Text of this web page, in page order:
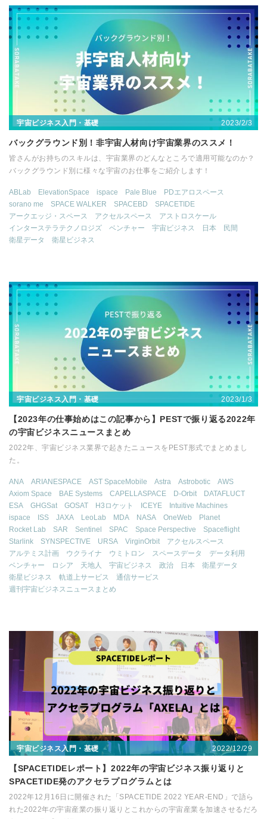
宇宙ビジネス入門・基礎 2023/2/3
バックグラウンド別！非宇宙人材向け宇宙業界のススメ！
皆さんがお持ちのスキルは、宇宙業界のどんなところで適用可能なのか？
バックグラウンド別に様々な宇宙のお仕事をご紹介します！
ABLab ElevationSpace ispace Pale Blue
PDエアロスペース
sorano me
SPACE WALKER SPACEBD
SPACETIDE
アークエッジ・スペース
アクセルスペース
アストロスケール
インターステラテクノロジズ
ベンチャー 宇宙ビジネス 日本
民間
衛星データ
衛星ビジネス
宇宙ビジネス入門・基礎 2023/1/3
【2023年の仕事始めはこの記事から】PESTで振り返る2022年
の宇宙ビジネスニュースまとめ
2022年、宇宙ビジネス業界で起きたニュースをPEST形式でまとめまし
た。
ANA ARIANESPACE AST SpaceMobile Astra Astrobotic
AWS
Axiom Space
BAE Systems CAPELLASPACE D-Orbit
DATAFLUCT
ESA
GHGSat GOSAT H3ロケット ICEYE
Intuitive Machines
ispace
ISS JAXA LeoLab MDA NASA OneWeb
Planet
Rocket Lab
SAR Sentinel SPAC Space Perspective
Spaceflight
Starlink
SYNSPECTIVE URSA VirginOrbit
アクセルスペース
アルテミス計画
ウクライナ ウミトロン スペースデータ
データ利用
ベンチャー
ロシア 天地人 宇宙ビジネス 政治 日本
衛星データ
衛星ビジネス
軌道上サービス
通信サービス
週刊宇宙ビジネスニュースまとめ
宇宙ビジネス入門・基礎 2022/12/29
【SPACETIDEレポート】2022年の宇宙ビジネス振り返りと
SPACETIDE発のアクセラプログラムとは
2022年12月16日に開催された「SPACETIDE 2022 YEAR-END」で語ら
れた2022年の宇宙産業の振り返りとこれからの宇宙産業を加速させるだろ